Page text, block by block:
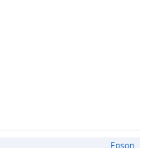
Epson